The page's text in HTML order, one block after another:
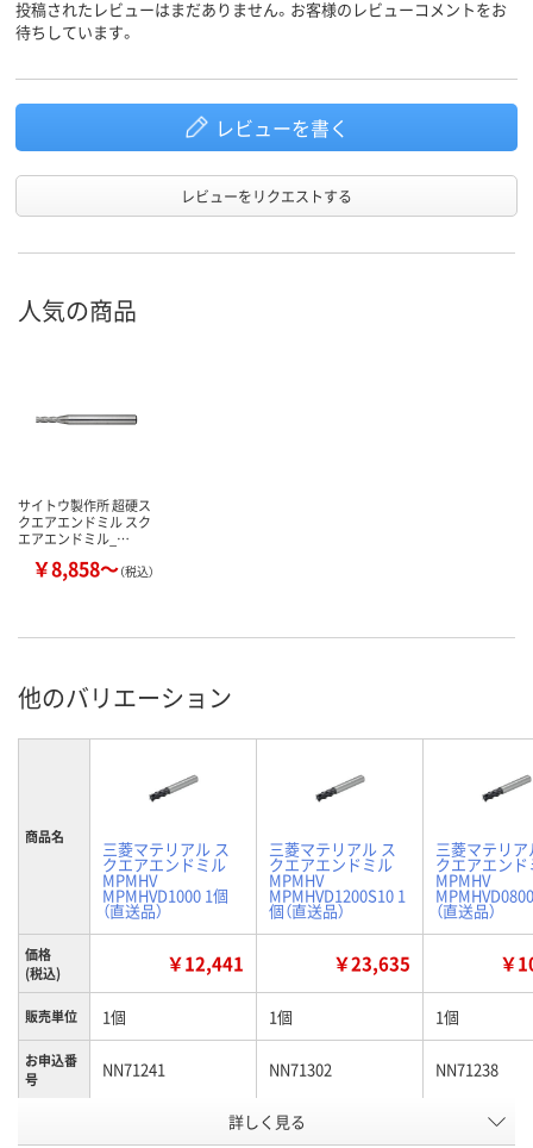
投稿されたレビューはまだありません。お客様のレビューコメントをお
待ちしています。
レビューを書く
レビューをリクエストする
人気の商品
サイトウ製作所 超硬ス
クエアエンドミル スク
エアエンドミル_…
￥8,858～（税込）
他のバリエーション
商品名
三菱マテリアル ス
クエアエンドミル
MPMHV
MPMHVD1000 1個
（直送品）
三菱マテリアル ス
クエアエンドミル
MPMHV
MPMHVD1200S10 1
個（直送品）
三菱マテリア
クエアエンド
MPMHV
（直送品）
価格
(税込)
￥12,441 ￥23,635 ￥
販売単位 1個 1個 1個
お申込番
号
NN71241 NN71302 NN71238
直送品
詳しく見る